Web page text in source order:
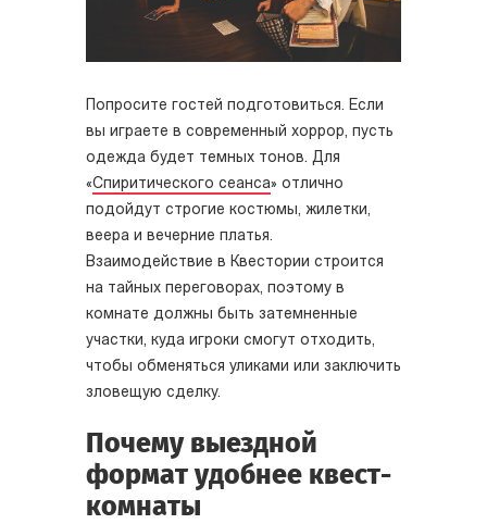
Попросите гостей подготовиться. Если
вы играете в современный хоррор, пусть
одежда будет темных тонов. Для
«Спиритического сеанса» отлично
подойдут строгие костюмы, жилетки,
веера и вечерние платья.
Взаимодействие в Квестории строится
на тайных переговорах, поэтому в
комнате должны быть затемненные
участки, куда игроки смогут отходить,
чтобы обменяться уликами или заключить
зловещую сделку.
Почему выездной
формат удобнее квест-
комнаты